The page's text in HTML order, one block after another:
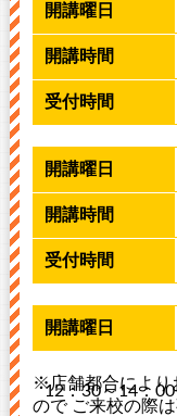
12：30～14：00
※店舗都合により
ので ご来校の際